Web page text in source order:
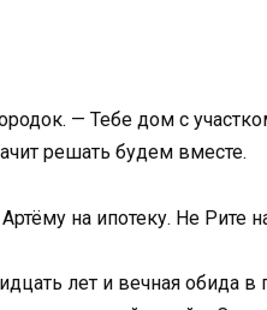
— Тебе дом с
решать будем вместе.
на ипотеку. Не Рите
лет и вечная обида в